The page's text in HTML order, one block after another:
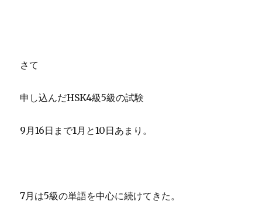
さて
申し込んだHSK4級5級の試験
9月16日まで1月と10日あまり。
7月は5級の単語を中心に続けてきた。